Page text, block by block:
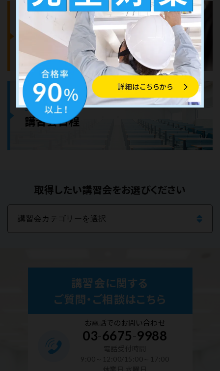
COURSES
講習会案内
SCHEDULE
講習会日程
取得したい講習会をお選びください
講習会に関する
ご質問・ご相談はこちら
お電話でのお問い合わせ
03-6675-9988